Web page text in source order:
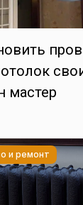
мастер
и ремонт